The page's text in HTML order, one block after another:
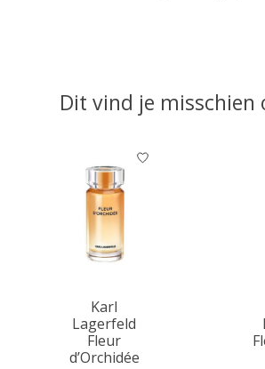
Dit vind je misschien
Items van productcarrousel
Karl
Lagerfeld
Fleur
d’Orchidée